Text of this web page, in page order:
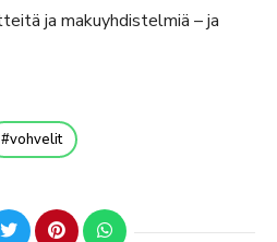
ja makuyhdistelmiä – ja
vohvelit